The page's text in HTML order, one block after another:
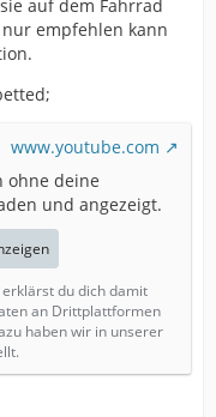
auf dem Fahrrad
empfehlen kann
www.youtube.com
ohne deine
und angezeigt.
du dich damit
an Drittplattformen
haben wir in unserer